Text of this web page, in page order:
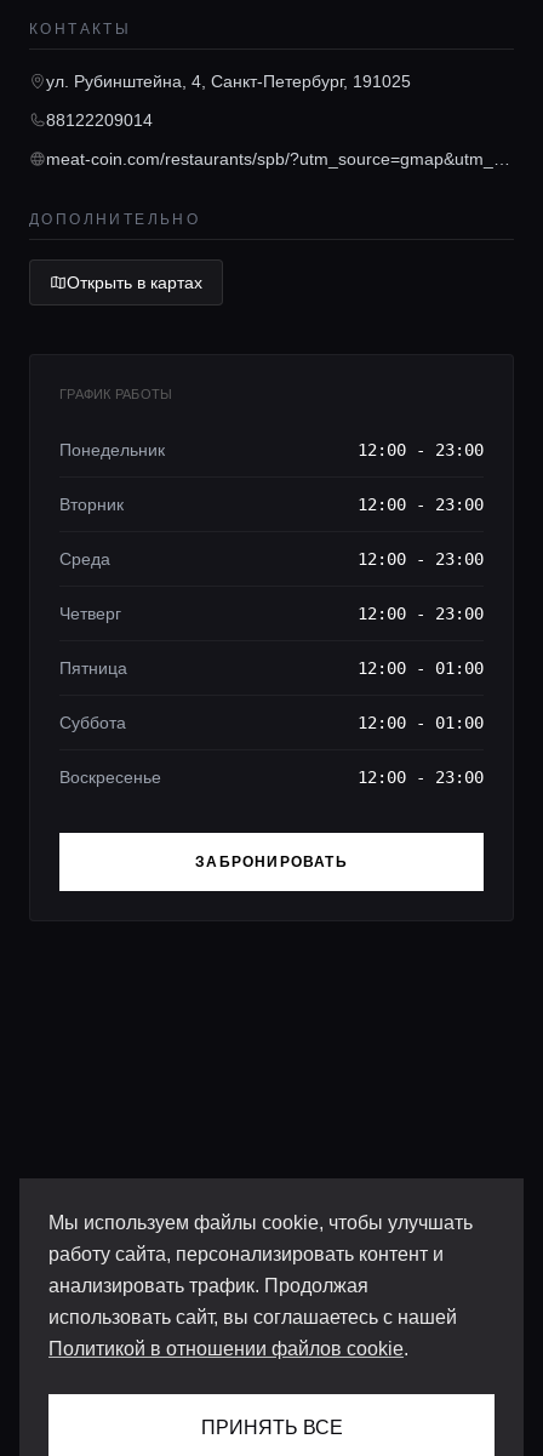
Мы используем файлы cookie, чтобы улучшать
работу сайта, персонализировать контент и
анализировать трафик. Продолжая
использовать сайт, вы соглашаетесь с нашей
Политикой в отношении файлов cookie.
ПРИНЯТЬ ВСЕ
Локации
Гиды
Консьерж сервис
Lifestyle журнал
КОНТАКТЫ
ул. Рубинштейна, 4, Санкт-Петербург, 191025
88122209014
ДОПОЛНИТЕЛЬНО
Открыть в картах
ГРАФИК РАБОТЫ
Понедельник 12:00 - 23:00
Вторник 12:00 - 23:00
Среда 12:00 - 23:00
Четверг 12:00 - 23:00
Пятница 12:00 - 01:00
Суббота 12:00 - 01:00
Воскресенье 12:00 - 23:00
ЗАБРОНИРОВАТЬ